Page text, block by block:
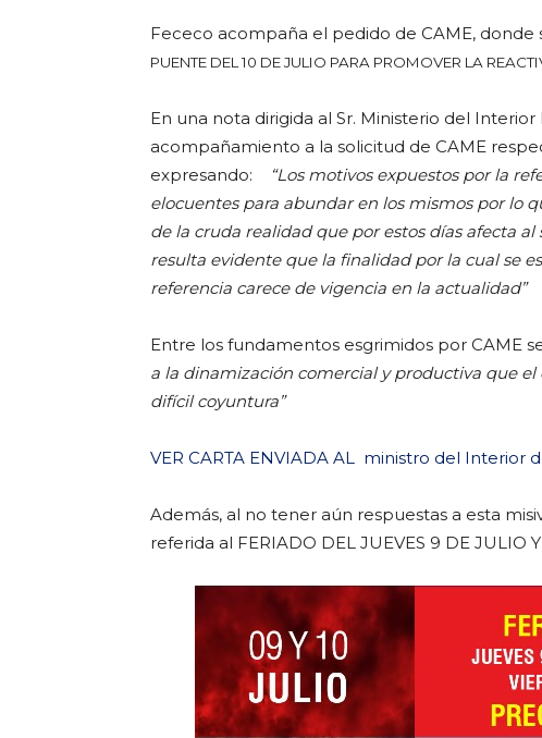
Fececo acompaña el pedido de CAME, donde
PUENTE DEL 10 DE JULIO PARA PROMOVER LA
En una nota dirigida al Sr. Ministerio del
acompañamiento a la solicitud de CAME
expresando:
“Los motivos expuestos por la
elocuentes para abundar en los mismos por lo
de la cruda realidad que por estos días afecta
resulta evidente que la finalidad por la cual se
referencia carece de vigencia en la actualidad”
Entre los fundamentos esgrimidos por CAME
a la dinamización comercial y productiva que
difícil coyuntura”
VER CARTA ENVIADA AL ministro del Interior
Además, al no tener aún respuestas a esta
referida al FERIADO DEL JUEVES 9 DE JULIO